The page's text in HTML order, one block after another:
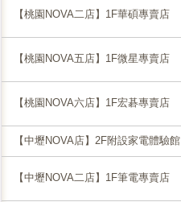
【桃園NOVA二店】1F華碩專賣店
【桃園NOVA五店】1F微星專賣店
【桃園NOVA六店】1F宏碁專賣店
【中壢NOVA店】2F附設家電體驗館
【中壢NOVA二店】1F筆電專賣店